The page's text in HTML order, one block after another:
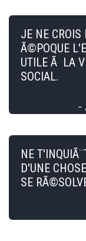
JE NE CROIS
Ã©POQUE
UTILE Ã LA
SOCIAL.
-
NE
D'UNE
SE